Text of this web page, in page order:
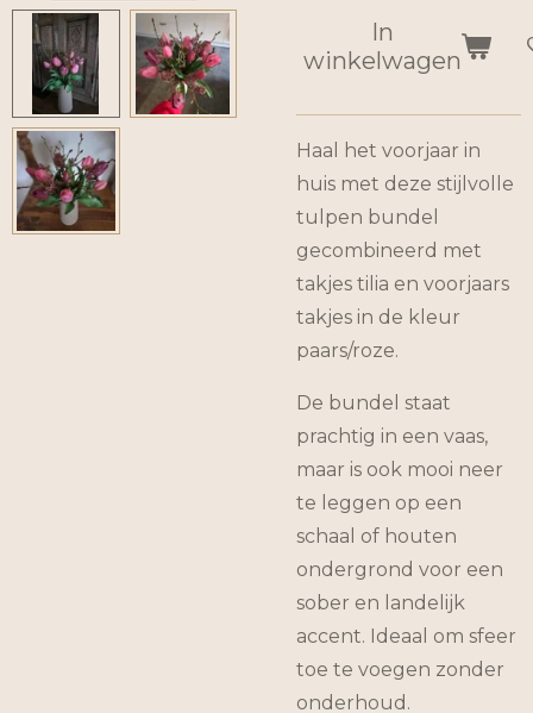
In
winkelwagen
Haal het voorjaar in
huis met deze stijlvolle
tulpen bundel
gecombineerd met
takjes tilia en voorjaars
takjes in de kleur
paars/roze.
De bundel staat
prachtig in een vaas,
maar is ook mooi neer
te leggen op een
schaal of houten
ondergrond voor een
sober en landelijk
accent. Ideaal om sfeer
toe te voegen zonder
onderhoud.